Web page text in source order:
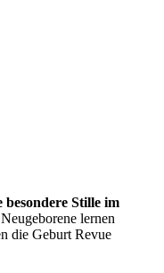
Stille im
lernen
die Geburt Revue